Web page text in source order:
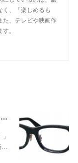
く、「楽しめるも
た、テレビや映画作
。
【木村拓哉さんも愛用した「TF5468-F」をベースに、洗練されたウェリントンシェイプが上品な存在感を演出する、日本企画モデル】TOM FORD TF6164-D-Bが入荷！